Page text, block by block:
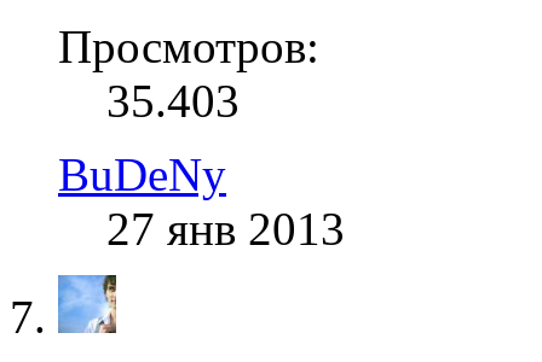
Просмотров:
35.403
BuDeNy
27 янв 2013